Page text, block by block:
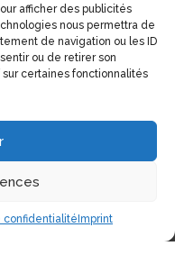
afficher des publicités
nous permettra de
de navigation ou les ID
ou de retirer son
certaines fonctionnalités
confidentialité Imprint
Laurier/Fabre)